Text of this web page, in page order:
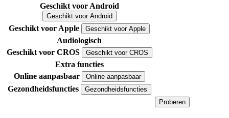
Geschikt voor Android
Geschikt voor Android
Geschikt voor Apple Geschikt voor Apple
Audiologisch
Geschikt voor CROS
Geschikt voor CROS
Extra functies
Online aanpasbaar
Online aanpasbaar
Gezondheidsfuncties
Gezondheidsfuncties
Proberen